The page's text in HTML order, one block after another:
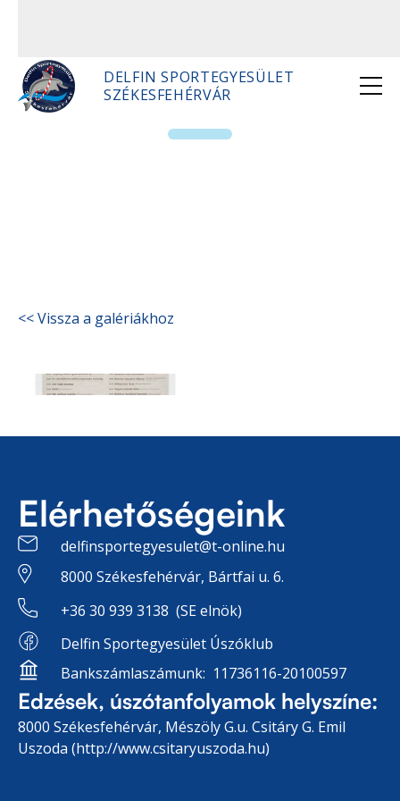
DELFIN SPORTEGYESÜLET
SZÉKESFEHÉRVÁR
<< Vissza a galériákhoz
Elérhetőségeink
delfinsportegyesulet@t-online.hu
8000 Székesfehérvár, Bártfai u. 6.
+36 30 939 3138 (SE elnök)
Delfin Sportegyesület Úszóklub
Bankszámlaszámunk: 11736116-20100597
Edzések, úszótanfolyamok helyszíne:
8000 Székesfehérvár, Mészöly G.u. Csitáry G. Emil
Uszoda (http://www.csitaryuszoda.hu)